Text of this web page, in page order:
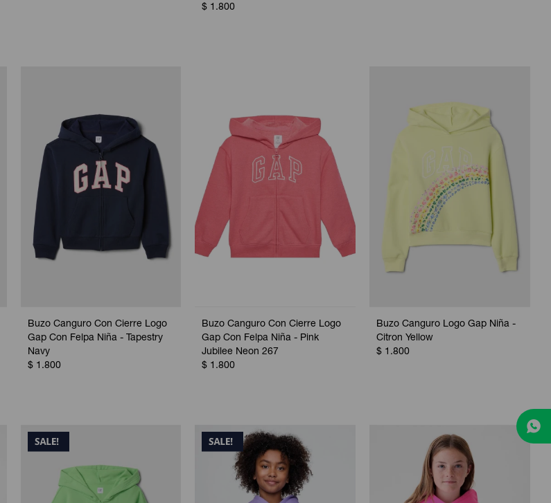
$ 1.800
Buzo Canguro Con Cierre Logo
Gap Con Felpa Niña - Tapestry
Navy
$ 1.800
Buzo Canguro Con Cierre Logo
Gap Con Felpa Niña - Pink
Jubilee Neon 267
$ 1.800
Buzo Canguro Logo Gap Niña -
Citron Yellow
$ 1.800